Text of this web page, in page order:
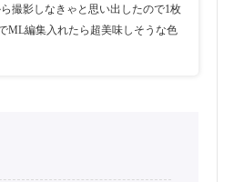
撮影しなきゃと思い出したので1枚
ML編集入れたら超美味しそうな色